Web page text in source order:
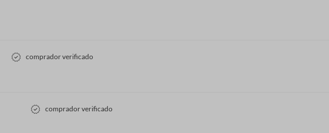
comprador verificado
comprador verificado